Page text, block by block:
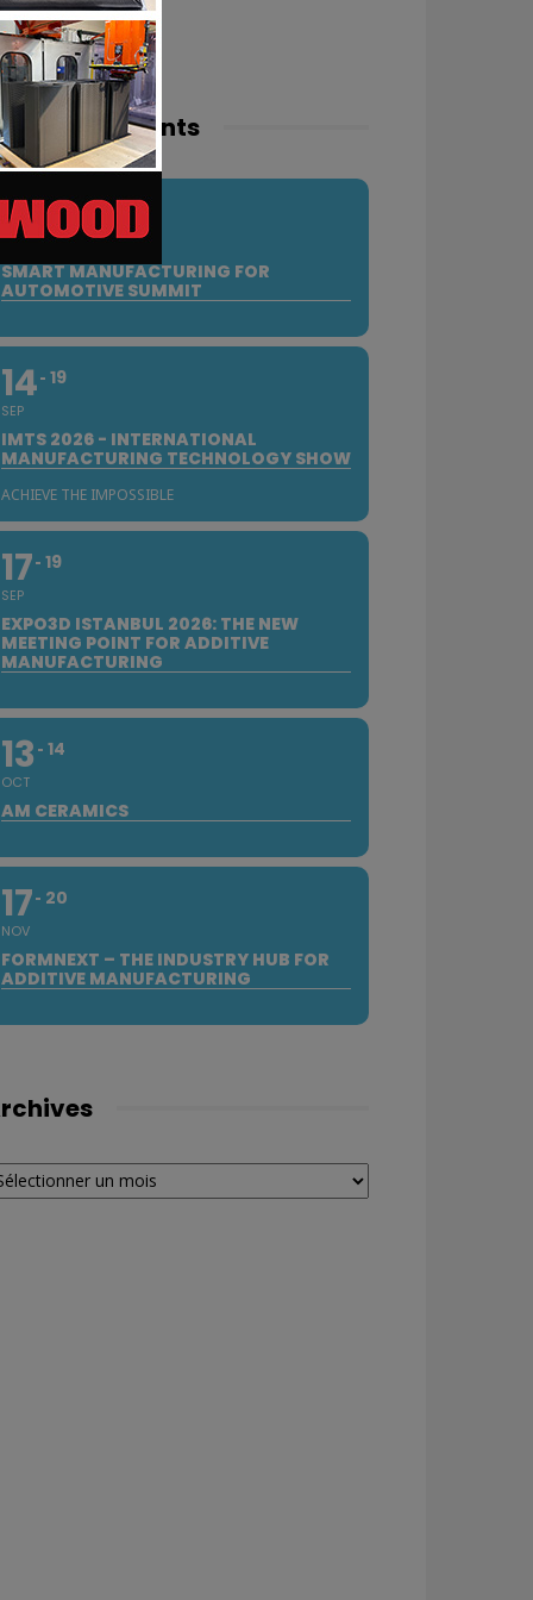
events
10
SEP
SMART MANUFACTURING FOR
AUTOMOTIVE SUMMIT
14
SEP
19
IMTS 2026 - INTERNATIONAL
MANUFACTURING TECHNOLOGY SHOW
ACHIEVE THE IMPOSSIBLE
17
SEP
19
EXPO3D ISTANBUL 2026: THE NEW
MEETING POINT FOR ADDITIVE
MANUFACTURING
13
OCT
14
AM CERAMICS
17
NOV
20
FORMNEXT – THE INDUSTRY HUB FOR
ADDITIVE MANUFACTURING